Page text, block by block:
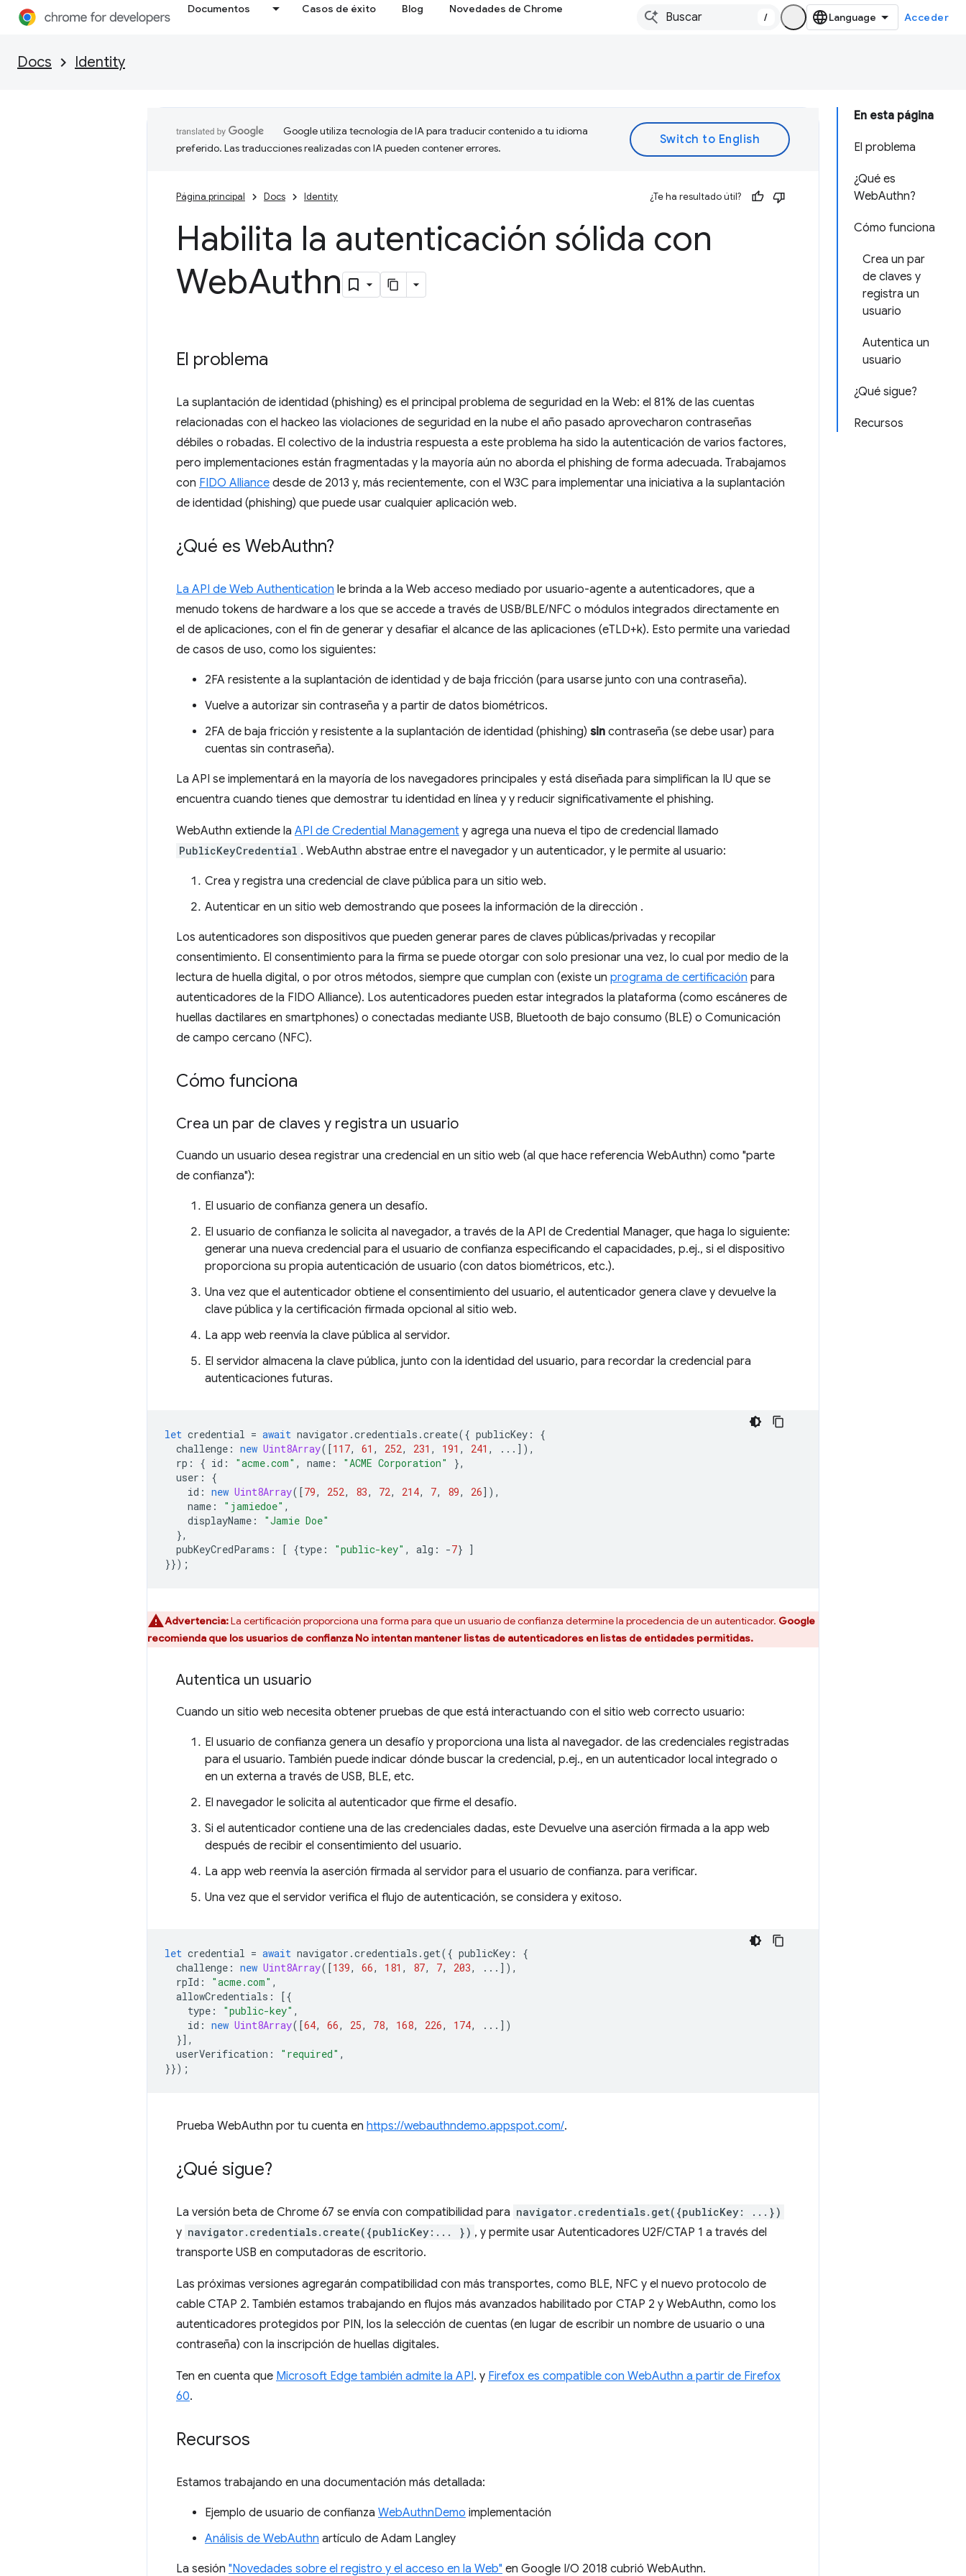
Documentos Casos de éxito Blog Novedades de Chrome
/ Acceder
Docs Identity
En esta página
El problema
¿Qué es
WebAuthn?
Cómo funciona
Crea un par
de claves y
registra un
usuario
Autentica un
usuario
¿Qué sigue?
Recursos
Google utiliza tecnología de IA para traducir contenido a tu idioma
preferido. Las traducciones realizadas con IA pueden contener errores.
Página principal Docs Identity ¿Te ha resultado útil?
Habilita la autenticación sólida con
WebAuthn
El problema
La suplantación de identidad (phishing) es el principal problema de seguridad en la Web: el 81% de las cuentas
relacionadas con el hackeo las violaciones de seguridad en la nube el año pasado aprovecharon contraseñas
débiles o robadas. El colectivo de la industria respuesta a este problema ha sido la autenticación de varios factores,
pero implementaciones están fragmentadas y la mayoría aún no aborda el phishing de forma adecuada. Trabajamos
con FIDO Alliance desde de 2013 y, más recientemente, con el W3C para implementar una iniciativa a la suplantación
de identidad (phishing) que puede usar cualquier aplicación web.
¿Qué es WebAuthn?
La API de Web Authentication le brinda a la Web acceso mediado por usuario-agente a autenticadores, que a
menudo tokens de hardware a los que se accede a través de USB/BLE/NFC o módulos integrados directamente en
el de aplicaciones, con el fin de generar y desafiar el alcance de las aplicaciones (eTLD+k). Esto permite una variedad
de casos de uso, como los siguientes:
2FA resistente a la suplantación de identidad y de baja fricción (para usarse junto con una contraseña).
Vuelve a autorizar sin contraseña y a partir de datos biométricos.
2FA de baja fricción y resistente a la suplantación de identidad (phishing) sin contraseña (se debe usar) para
cuentas sin contraseña).
La API se implementará en la mayoría de los navegadores principales y está diseñada para simplifican la IU que se
encuentra cuando tienes que demostrar tu identidad en línea y y reducir significativamente el phishing.
WebAuthn extiende la API de Credential Management y agrega una nueva el tipo de credencial llamado
PublicKeyCredential . WebAuthn abstrae entre el navegador y un autenticador, y le permite al usuario:
Crea y registra una credencial de clave pública para un sitio web.
Autenticar en un sitio web demostrando que posees la información de la dirección .
Los autenticadores son dispositivos que pueden generar pares de claves públicas/privadas y recopilar
consentimiento. El consentimiento para la firma se puede otorgar con solo presionar una vez, lo cual por medio de la
lectura de huella digital, o por otros métodos, siempre que cumplan con (existe un programa de certificación para
autenticadores de la FIDO Alliance). Los autenticadores pueden estar integrados la plataforma (como escáneres de
huellas dactilares en smartphones) o conectadas mediante USB, Bluetooth de bajo consumo (BLE) o Comunicación
de campo cercano (NFC).
Cómo funciona
Crea un par de claves y registra un usuario
Cuando un usuario desea registrar una credencial en un sitio web (al que hace referencia WebAuthn) como "parte
de confianza"):
El usuario de confianza genera un desafío.
El usuario de confianza le solicita al navegador, a través de la API de Credential Manager, que haga lo siguiente:
generar una nueva credencial para el usuario de confianza especificando el capacidades, p.ej., si el dispositivo
proporciona su propia autenticación de usuario (con datos biométricos, etc.).
Una vez que el autenticador obtiene el consentimiento del usuario, el autenticador genera clave y devuelve la
clave pública y la certificación firmada opcional al sitio web.
La app web reenvía la clave pública al servidor.
El servidor almacena la clave pública, junto con la identidad del usuario, para recordar la credencial para
autenticaciones futuras.
let credential = await navigator .credentials .create({ publicKey :
{
challenge : new Uint8Array([117, 61 , 252, 231 , 191 , 241 ,
...]),
rp : { id : "acme.com" , name : "ACME Corporation"
},
user :
{
id : new Uint8Array([79, 252, 83, 72, 214, 7, 89, 26]),
name : "jamiedoe" ,
displayName :
"Jamie Doe"
},
pubKeyCredParams : [ {type : "public-key" , alg : -7} ]
}});
Advertencia:La certificación proporciona una forma para que un usuario de confianza determine la procedencia de un autenticador. Google
recomienda que los usuarios de confianza No intentan mantener listas de autenticadores en listas de entidades permitidas.
Autentica un usuario
Cuando un sitio web necesita obtener pruebas de que está interactuando con el sitio web correcto usuario:
El usuario de confianza genera un desafío y proporciona una lista al navegador. de las credenciales registradas
para el usuario. También puede indicar dónde buscar la credencial, p.ej., en un autenticador local integrado o
en un externa a través de USB, BLE, etc.
El navegador le solicita al autenticador que firme el desafío.
Si el autenticador contiene una de las credenciales dadas, este Devuelve una aserción firmada a la app web
después de recibir el consentimiento del usuario.
La app web reenvía la aserción firmada al servidor para el usuario de confianza. para verificar.
Una vez que el servidor verifica el flujo de autenticación, se considera y exitoso.
let credential = await navigator .credentials .get({ publicKey :
{
challenge : new Uint8Array([139, 66, 181 , 87, 7, 203,
...]),
rpId : "acme.com" ,
allowCredentials :
[{
type : "public-key" ,
id : new Uint8Array([64, 66, 25, 78, 168, 226, 174,
...])
}],
userVerification : "required" ,
}});
Prueba WebAuthn por tu cuenta en https://webauthndemo.appspot.com/.
¿Qué sigue?
La versión beta de Chrome 67 se envía con compatibilidad para navigator.credentials.get({publicKey: ...})
y navigator.credentials.create({publicKey:... }) , y permite usar Autenticadores U2F/CTAP 1 a través del
transporte USB en computadoras de escritorio.
Las próximas versiones agregarán compatibilidad con más transportes, como BLE, NFC y el nuevo protocolo de
cable CTAP 2. También estamos trabajando en flujos más avanzados habilitado por CTAP 2 y WebAuthn, como los
autenticadores protegidos por PIN, los la selección de cuentas (en lugar de escribir un nombre de usuario o una
contraseña) con la inscripción de huellas digitales.
Ten en cuenta que Microsoft Edge también admite la API. y Firefox es compatible con WebAuthn a partir de Firefox
60.
Recursos
Estamos trabajando en una documentación más detallada:
Ejemplo de usuario de confianza WebAuthnDemo implementación
Análisis de WebAuthn artículo de Adam Langley
La sesión "Novedades sobre el registro y el acceso en la Web" en Google I/O 2018 cubrió WebAuthn.